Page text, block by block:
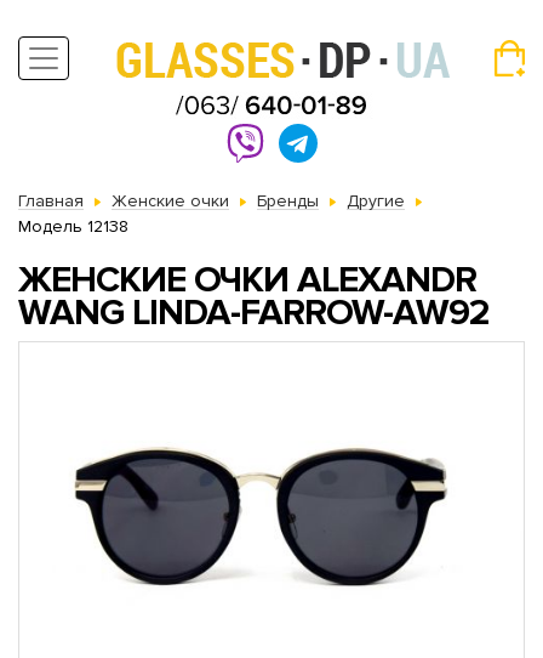
Главная Женские очки Бренды
Другие
Модель 12138
ЖЕНСКИЕ ОЧКИ ALEXANDR
WANG LINDA-FARROW-AW92